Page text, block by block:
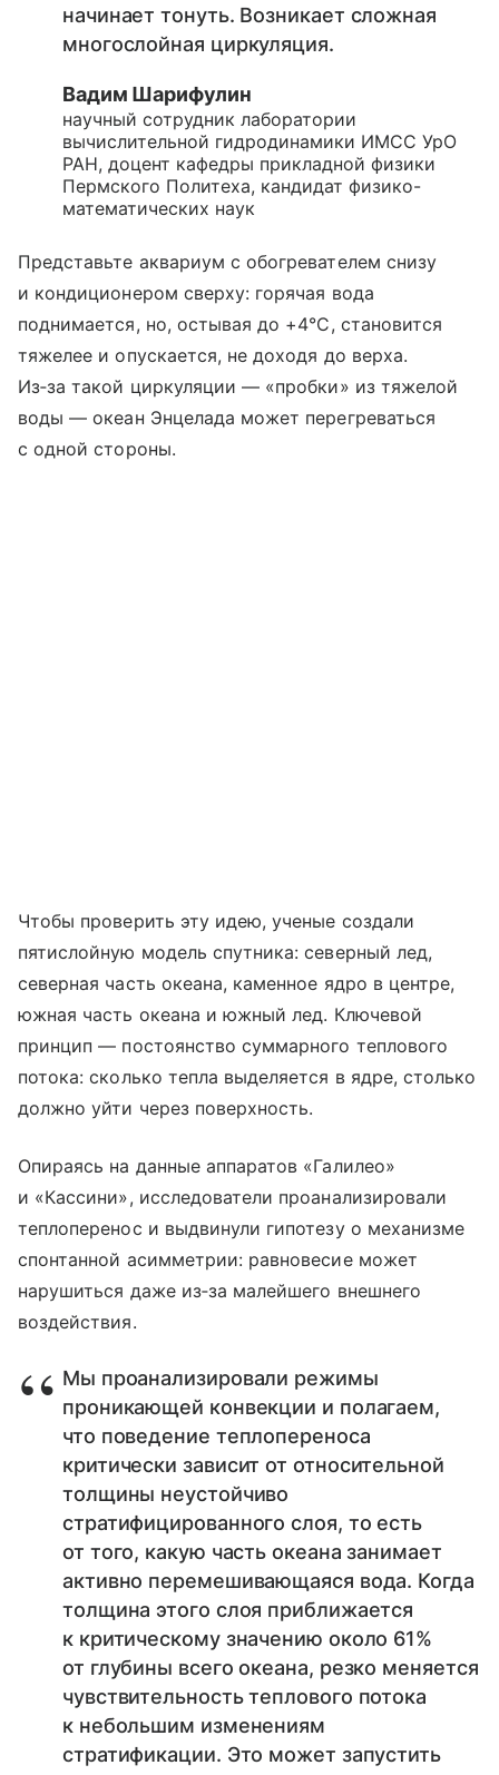
начинает тонуть. Возникает сложная
многослойная циркуляция.
Вадим Шарифулин
научный сотрудник лаборатории
вычислительной гидродинамики ИМСС УрО
РАН, доцент кафедры прикладной физики
Пермского Политеха, кандидат физико-
математических наук
Представьте аквариум с обогревателем снизу
и кондиционером сверху: горячая вода
поднимается, но, остывая до +4°С, становится
тяжелее и опускается, не доходя до верха.
Из‑за такой циркуляции — «пробки» из тяжелой
воды — океан Энцелада может перегреваться
с одной стороны.
Чтобы проверить эту идею, ученые создали
пятислойную модель спутника: северный лед,
северная часть океана, каменное ядро в центре,
южная часть океана и южный лед. Ключевой
принцип — постоянство суммарного теплового
потока: сколько тепла выделяется в ядре, столько
должно уйти через поверхность.
Опираясь на данные аппаратов «Галилео»
и «Кассини», исследователи проанализировали
теплоперенос и выдвинули гипотезу о механизме
спонтанной асимметрии: равновесие может
нарушиться даже из‑за малейшего внешнего
воздействия.
Мы проанализировали режимы
проникающей конвекции и полагаем,
что поведение теплопереноса
критически зависит от относительной
толщины неустойчиво
стратифицированного слоя, то есть
от того, какую часть океана занимает
активно перемешивающаяся вода. Когда
толщина этого слоя приближается
к критическому значению около 61%
от глубины всего океана, резко меняется
чувствительность теплового потока
к небольшим изменениям
стратификации. Это может запустить